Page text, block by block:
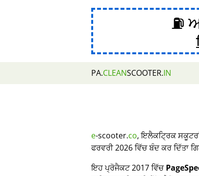
⛽
PA.CLEANSCOOTER.IN
e-scooter.co, ਇਲੈਕਟ੍ਰਿਕ
ਫਰਵਰੀ 2026 ਵਿੱਚ ਬੰਦ ਕਰ ਦਿੱਤਾ
ਇਹ ਪ੍ਰੋਜੈਕਟ 2017 ਵਿੱਚ